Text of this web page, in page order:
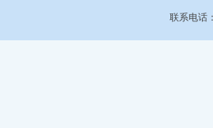
联系电话